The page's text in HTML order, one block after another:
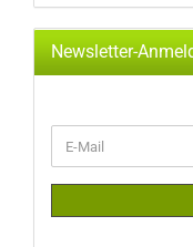
Newsletter-
ZUR
E-
Mail